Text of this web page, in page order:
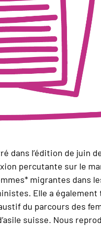
dans l’édition de juin
percutante sur le
migrantes dans
Elle a également
du parcours des
suisse. Nous